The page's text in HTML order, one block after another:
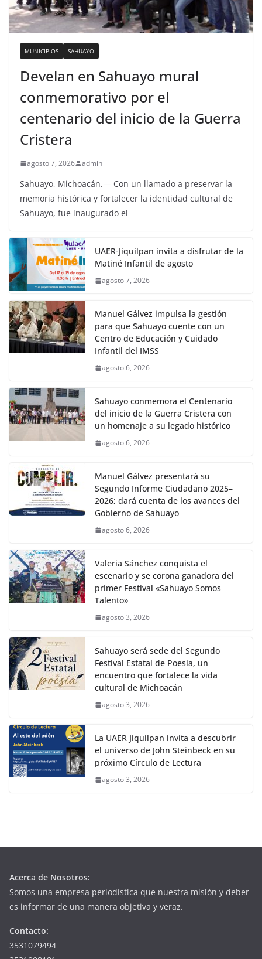
MUNICIPIOS SAHUAYO
Develan en Sahuayo mural
conmemorativo por el
centenario del inicio de la Guerra
Cristera
agosto 7, 2026 admin
Sahuayo, Michoacán.— Con un llamado a preservar la
memoria histórica y fortalecer la identidad cultural de
Sahuayo, fue inaugurado el
UAER-Jiquilpan invita a disfrutar de la
Matiné Infantil de agosto
agosto 7, 2026
Manuel Gálvez impulsa la gestión
para que Sahuayo cuente con un
Centro de Educación y Cuidado
Infantil del IMSS
agosto 6, 2026
Sahuayo conmemora el Centenario
del inicio de la Guerra Cristera con
un homenaje a su legado histórico
agosto 6, 2026
Manuel Gálvez presentará su
Segundo Informe Ciudadano 2025–
2026; dará cuenta de los avances del
Gobierno de Sahuayo
agosto 6, 2026
Valeria Sánchez conquista el
escenario y se corona ganadora del
primer Festival «Sahuayo Somos
Talento»
agosto 3, 2026
Sahuayo será sede del Segundo
Festival Estatal de Poesía, un
encuentro que fortalece la vida
cultural de Michoacán
agosto 3, 2026
La UAER Jiquilpan invita a descubrir
el universo de John Steinbeck en su
próximo Círculo de Lectura
agosto 3, 2026
Acerca de Nosotros:
Somos una empresa periodística que nuestra misión y deber
es informar de una manera objetiva y veraz.
Contacto:
3531079494